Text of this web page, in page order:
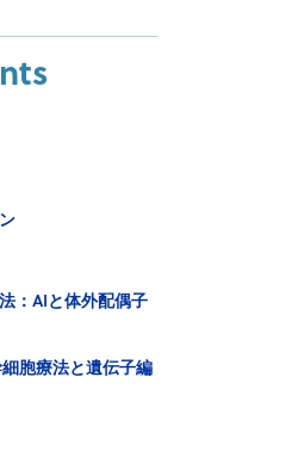
：AIと体外配偶子
胞療法と遺伝子編